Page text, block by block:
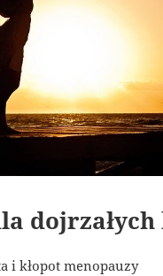
i kłopot menopauzy